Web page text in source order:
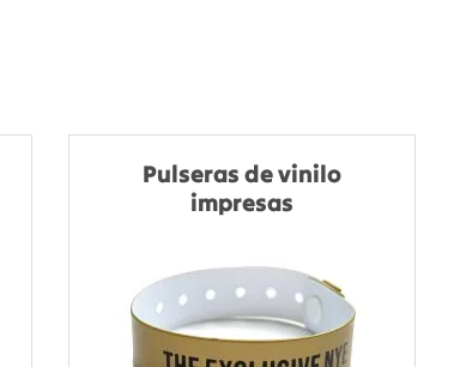
Pulseras de vinilo
impresas